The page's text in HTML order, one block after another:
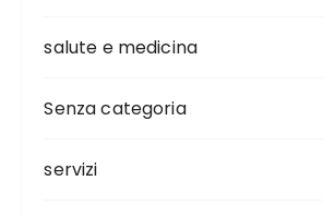
salute e medicina
Senza categoria
servizi